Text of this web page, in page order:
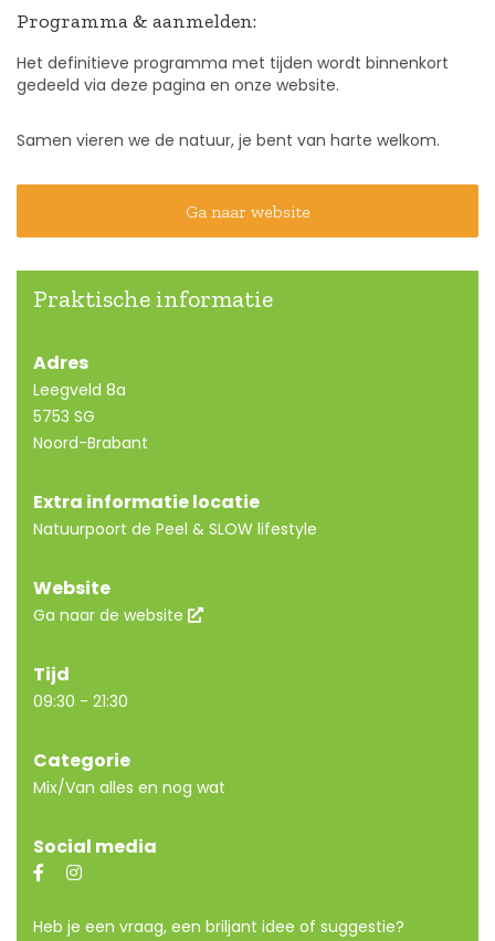
Programma & aanmelden:
Het definitieve programma met tijden wordt binnenkort
gedeeld via deze pagina en onze website.
Samen vieren we de natuur, je bent van harte welkom.
Ga naar website
Praktische informatie
Adres
Leegveld 8a
5753 SG
Noord-Brabant
Extra informatie locatie
Natuurpoort de Peel & SLOW lifestyle
Website
Ga naar de website
Tijd
09:30 - 21:30
Categorie
Mix/Van alles en nog wat
Social media
Heb je een vraag, een briljant idee of suggestie?